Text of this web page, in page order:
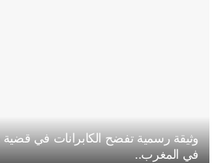
وثيقة رسمية تفضح الكابرانات في قضية
في المغرب..